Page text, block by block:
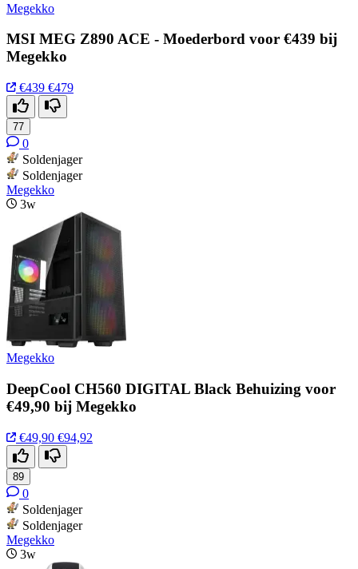
Megekko
MSI MEG Z890 ACE - Moederbord voor €439 bij
Megekko
€439 €479
77
0
Soldenjager
Soldenjager
Megekko
3w
Megekko
DeepCool CH560 DIGITAL Black Behuizing voor
€49,90 bij Megekko
€49,90 €94,92
89
0
Soldenjager
Soldenjager
Megekko
3w